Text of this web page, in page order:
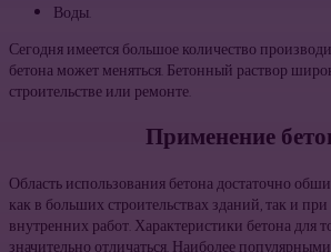
Воды.
Сегодня имеется большое количество
бетона может меняться. Бетонный раствор
строительстве или ремонте.
Применение
Область использования бетона достаточно
как в больших строительствах зданий, так и
внутренних работ. Характеристики бетона для